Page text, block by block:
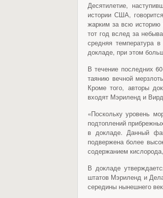
Десятилетие,
истории США,
жарким за всю
тот год вслед за
средняя температура
докладе, при этом
В течение последних
таянию вечной
Кроме того, авторы
входят Мэриленд и
«Поскольку уровень
подтоплений
в докладе. Данный
подвержена более
содержанием
В докладе
штатов Мэриленд и
середины нынешнего